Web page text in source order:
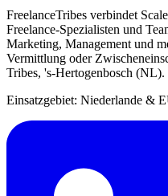
FreelanceTribes verbindet
Freelance-Spezialisten und
Marketing, Management und
Vermittlung oder
Tribes, 's-Hertogenbosch (NL).
Einsatzgebiet: Niederlande &